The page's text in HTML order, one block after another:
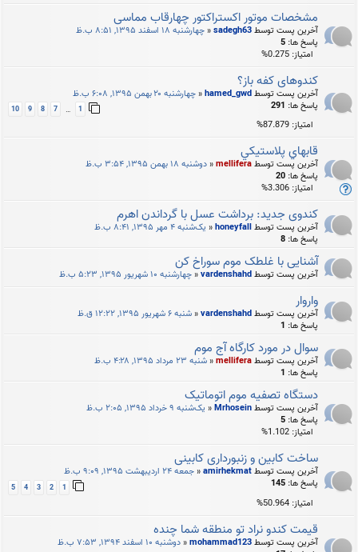
مشخصات موتور اکستراکتور چهارقاب مماسی
آخرین پست توسطsadegh63
«چهارشنبه ۱۸ اسفند ۱۳۹۵, ۸:۵۱ ب.ظ
پاسخ ها: 5
امتیاز: 0.275%
کندوهای کفه باز؟
آخرین پست توسطhamed_gwd
«چهارشنبه ۲۰ بهمن ۱۳۹۵, ۶:۰۸ ب.ظ
پاسخ ها: 291
1
…
7
8
9
10
امتیاز: 87.879%
قابهاي پلاستيكي
آخرین پست توسطmellifera
«دوشنبه ۱۸ بهمن ۱۳۹۵, ۳:۵۴ ب.ظ
پاسخ ها: 20
امتیاز: 3.306%
کندوی جدید: برداشت عسل با گرداندن اهرم
آخرین پست توسطhoneyfall
« یک‌شنبه ۴ مهر ۱۳۹۵, ۸:۴۱ ب.ظ
پاسخ ها: 8
آشنایی با غلطک موم سوراخ کن
آخرین پست توسطvardenshahd
«چهارشنبه ۱۰ شهریور ۱۳۹۵, ۵:۲۳ ب.ظ
واروار
آخرین پست توسطvardenshahd
«شنبه ۶ شهریور ۱۳۹۵, ۱۲:۲۲ ق.ظ
پاسخ ها: 1
سوال در مورد کارگاه آج موم
آخرین پست توسطmellifera
«شنبه ۲۳ مرداد ۱۳۹۵, ۴:۲۸ ب.ظ
پاسخ ها: 1
دستگاه تصفیه موم اتوماتیک
آخرین پست توسطMrhosein
« یک‌شنبه ۹ خرداد ۱۳۹۵, ۲:۰۵ ب.ظ
پاسخ ها: 5
امتیاز: 1.102%
ساخت کابین و زنبورداری کابینی
آخرین پست توسطamirhekmat
«جمعه ۲۴ اردیبهشت ۱۳۹۵, ۹:۰۹ ب.ظ
پاسخ ها: 145
1
2
3
4
5
امتیاز: 50.964%
قيمت كندو نراد تو منطقه شما چنده
آخرین پست توسطmohammad123
«دوشنبه ۱۰ اسفند ۱۳۹۴, ۷:۵۳ ب.ظ